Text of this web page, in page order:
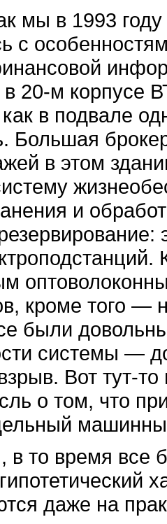
мы в 1993
с
в 20-м
как в подвале
Большая
в этом
и
кроме того —
были
системы —
Вот тут-
о том, что
в то время все
даже на